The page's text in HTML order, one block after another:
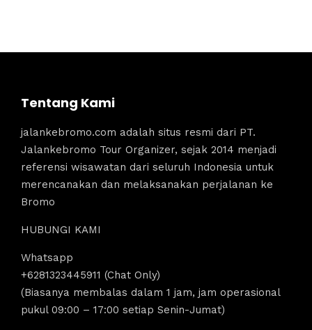
Tentang Kami
jalankebromo.com adalah situs resmi dari PT.
Jalankebromo Tour Organizer, sejak 2014 menjadi
referensi wisawatan dari seluruh Indonesia untuk
merencanakan dan melaksanakan perjalanan ke
Bromo
HUBUNGI KAMI
Whatsapp
+6281323445911 (Chat Only)
(Biasanya membalas dalam 1 jam, jam operasional
pukul 09:00 – 17:00 setiap Senin-Jumat)